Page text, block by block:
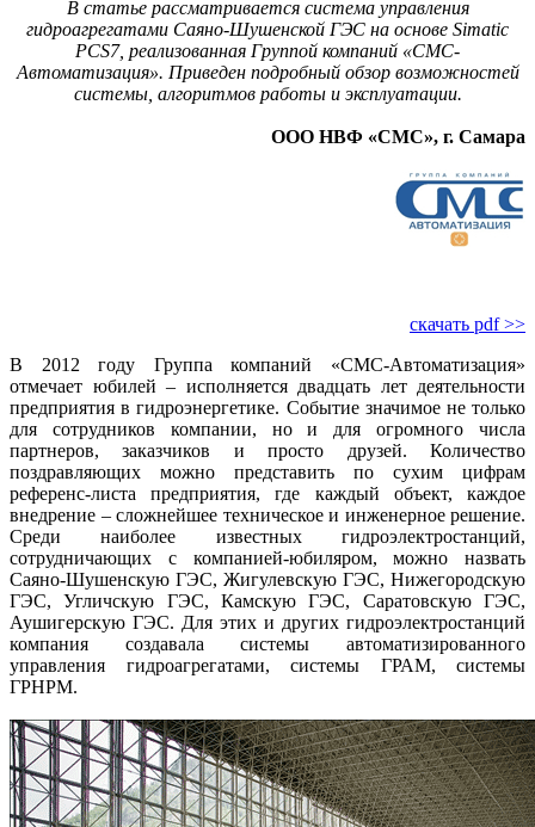
В статье рассматривается система управления
гидроагрегатами Саяно-Шушенской ГЭС на основе Simatic
PCS7, реализованная Группой компаний «СМС-
Автоматизация». Приведен подробный обзор возможностей
системы, алгоритмов работы и эксплуатации.
ООО НВФ «СМС», г. Самара
скачать pdf >>
В 2012 году Группа компаний «СМС-Автоматизация»
отмечает юбилей – исполняется двадцать лет деятельности
предприятия в гидроэнергетике. Событие значимое не только
для сотрудников компании, но и для огромного числа
партнеров, заказчиков и просто друзей. Количество
поздравляющих можно представить по сухим цифрам
референс-листа предприятия, где каждый объект, каждое
внедрение – сложнейшее техническое и инженерное решение.
Среди наи­более известных гидроэлектростанций,
сотрудничающих с компанией-юбиляром, можно назвать
Саяно-Шушенскую ГЭС, Жигулевскую ГЭС, Нижегородскую
ГЭС, Угличскую ГЭС, Камскую ГЭС, Саратовскую ГЭС,
Аушигерскую ГЭС. Для этих и других гидро­электростанций
компания создавала системы автоматизированного
управления гидроагрегатами, сис­темы ГРАМ, системы
ГРНРМ.